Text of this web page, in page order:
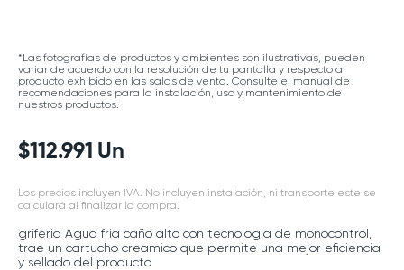
*Las fotografías de productos y ambientes son ilustrativas, pueden
variar de acuerdo con la resolución de tu pantalla y respecto al
producto exhibido en las salas de venta. Consulte el manual de
recomendaciones para la instalación, uso y mantenimiento de
nuestros productos.
$112.991 Un
Los precios incluyen IVA. No incluyen instalación, ni transporte este se
calculará al finalizar la compra.
griferia Agua fria caño alto con tecnologia de monocontrol,
trae un cartucho creamico que permite una mejor eficiencia
y sellado del producto